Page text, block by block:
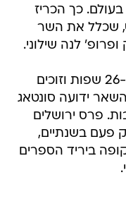
בעולם. כך הכריז
שכלל את השר
לנה שילוני.
ספריה של סוזן סונטאג תורגמו ל-26 שפות וזוכים
ידועה סונטאג
פרס ירושלים
דולר מוענק פעם בשנתיים,
ביריד הספרים